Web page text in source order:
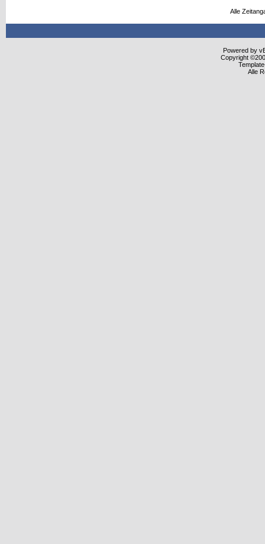
Alle
Powered by
Copyright
Alle